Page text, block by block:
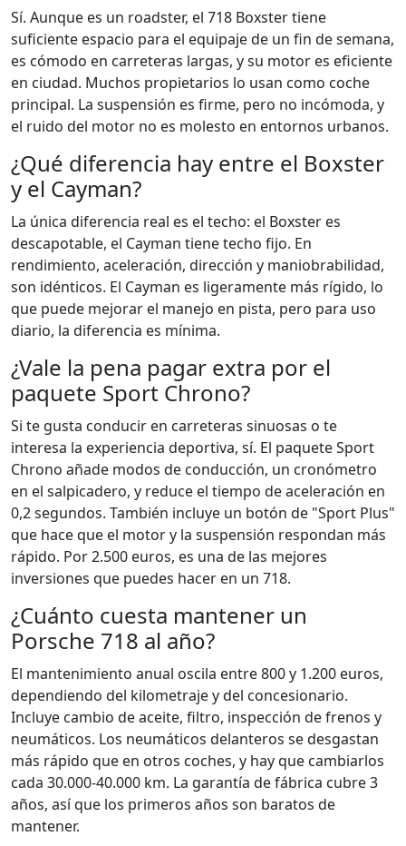
Sí. Aunque es un roadster, el 718 Boxster tiene
suficiente espacio para el equipaje de un fin de semana,
es cómodo en carreteras largas, y su motor es eficiente
en ciudad. Muchos propietarios lo usan como coche
principal. La suspensión es firme, pero no incómoda, y
el ruido del motor no es molesto en entornos urbanos.
¿Qué diferencia hay entre el Boxster
y el Cayman?
La única diferencia real es el techo: el Boxster es
descapotable, el Cayman tiene techo fijo. En
rendimiento, aceleración, dirección y maniobrabilidad,
son idénticos. El Cayman es ligeramente más rígido, lo
que puede mejorar el manejo en pista, pero para uso
diario, la diferencia es mínima.
¿Vale la pena pagar extra por el
paquete Sport Chrono?
Si te gusta conducir en carreteras sinuosas o te
interesa la experiencia deportiva, sí. El paquete Sport
Chrono añade modos de conducción, un cronómetro
en el salpicadero, y reduce el tiempo de aceleración en
0,2 segundos. También incluye un botón de "Sport Plus"
que hace que el motor y la suspensión respondan más
rápido. Por 2.500 euros, es una de las mejores
inversiones que puedes hacer en un 718.
¿Cuánto cuesta mantener un
Porsche 718 al año?
El mantenimiento anual oscila entre 800 y 1.200 euros,
dependiendo del kilometraje y del concesionario.
Incluye cambio de aceite, filtro, inspección de frenos y
neumáticos. Los neumáticos delanteros se desgastan
más rápido que en otros coches, y hay que cambiarlos
cada 30.000-40.000 km. La garantía de fábrica cubre 3
años, así que los primeros años son baratos de
mantener.